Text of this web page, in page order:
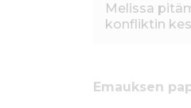
Melissa
konfliktin
Emauksen